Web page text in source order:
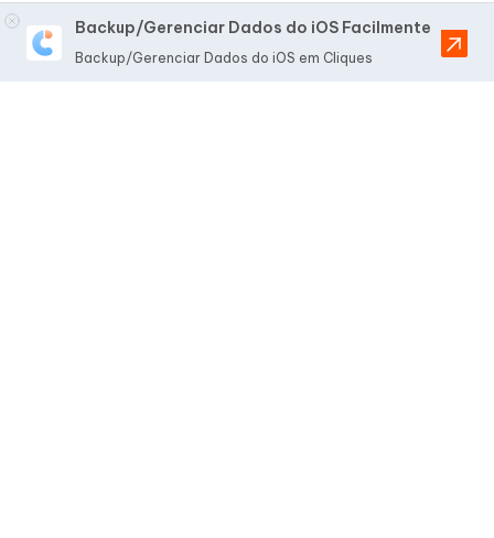
Backup/Gerenciar Dados do iOS Facilmente
Backup/Gerenciar Dados do iOS em Cliques